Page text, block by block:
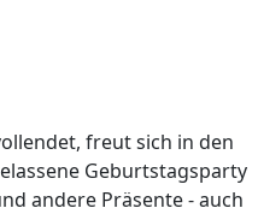
freut sich in den
Geburtstagsparty
andere Präsente - auch